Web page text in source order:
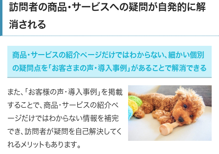
訪問者の商品・サービスへの疑問が自発的に解
消される
商品・サービスの紹介ページだけではわからない、細かい個別
の疑問点を「お客さまの声・導入事例」があることで解消できる
また、「お客様の声・導入事例」を掲載
することで、 商品・サービスの紹介ペ
ージだけではわからない情報を補完
でき、訪問者が疑問を自己解決してく
れる メリットもあります。